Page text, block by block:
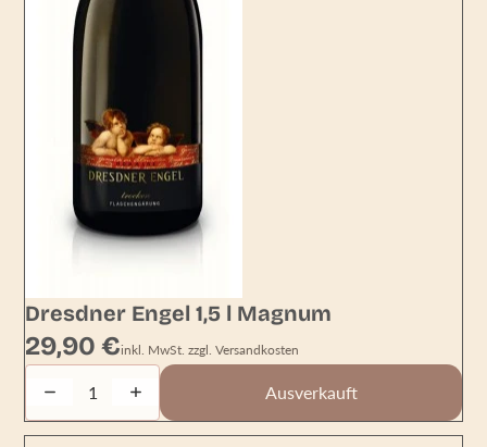
AUSVERKAUFT
Dresdner Engel 1,5 l Magnum
29,90 €inkl. MwSt. zzgl. Versandkosten
Decrease quantityIncrease quantity Ausverkauft